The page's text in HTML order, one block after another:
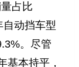
占比
动挡车型
。尽管
基本持平，